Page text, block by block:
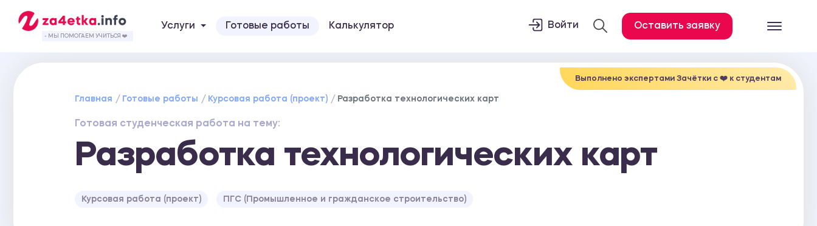
Все услуги
- МЫ ПОМОГАЕМ УЧИТЬСЯ ❤️
Услуги Готовые работы Калькулятор Войти Оставить заявку
Выполнено экспертами Зачётки c ❤️ к студентам
Главная Готовые работы Курсовая работа (проект) Разработка технологических карт
Готовая студенческая работа на тему:
Разработка технологических карт
Курсовая работа (проект) ПГС (Промышленное и гражданское строительство)